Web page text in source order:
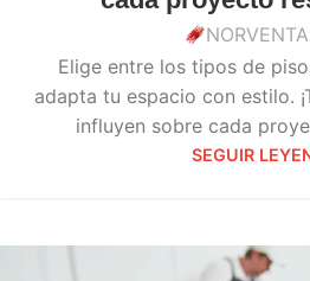
Elige entre los tipos de
adapta tu espacio con estilo.
influyen sobre cada
SEGUIR